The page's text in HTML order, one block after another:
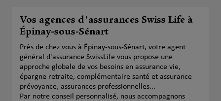
Vos agences d'assurances Swiss Life à
Épinay-sous-Sénart
Près de chez vous à Épinay-sous-Sénart, votre agent
général d'assurance SwissLife vous propose une
approche globale de vos besoins en assurance vie,
épargne retraite, complémentaire santé et assurance
prévoyance, assurances professionnelles...
Par notre conseil personnalisé, nous accompagnons